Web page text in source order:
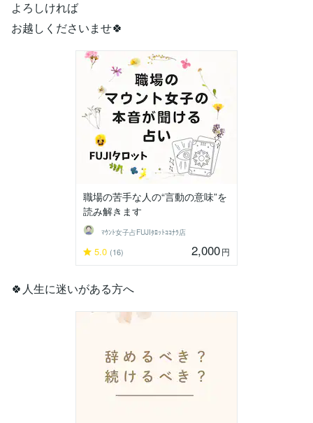
よろしければ
お越しくださいませ🍀
職場の苦手な人の“言動の意味”を
読み解きます
ﾏｳﾝﾄ女子占FUJIﾀﾛｯﾄｺｺﾅﾗ店
5.0 (16) 2,000円
🍀人生に迷いがある方へ